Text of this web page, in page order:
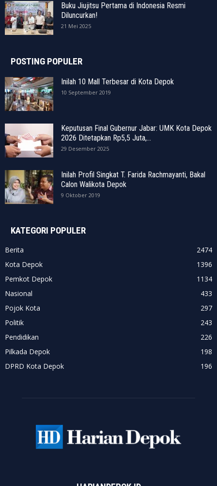
Buku Jiujitsu Pertama di Indonesia Resmi
Diluncurkan!
21 Mei 2025
POSTING POPULER
Inilah 10 Mall Terbesar di Kota Depok
10 September 2019
Keputusan Final Gubernur Jabar: UMK Kota Depok
2026 Ditetapkan Rp5,5 Juta,...
29 Desember 2025
Inilah Profil Singkat T. Farida Rachmayanti, Bakal
Calon Walikota Depok
9 Oktober 2019
KATEGORI POPULER
Berita
2474
Kota Depok
1396
Pemkot Depok
1134
Nasional
433
Pojok Kota
297
Politik
243
Pendidikan
226
Pilkada Depok
198
DPRD Kota Depok
196